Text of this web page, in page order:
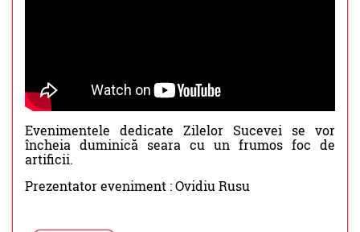
Evenimentele dedicate Zilelor Sucevei se vor
încheia duminică seara cu un frumos foc de
artificii.
Prezentator eveniment : Ovidiu Rusu